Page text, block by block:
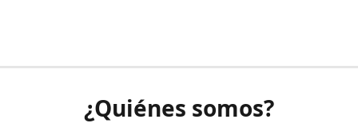
¿Quiénes somos?